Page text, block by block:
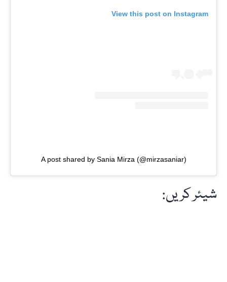
View this post on Instagram
A post shared by Sania Mirza (@mirzasaniar)
شیئر کریں: